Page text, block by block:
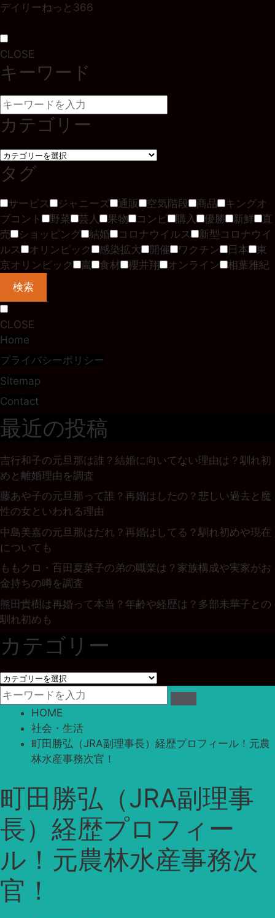
デイリーねっと366
CLOSE
キーワード
カテゴリー
タグ
サービス ジャニーズ 通販 空気階段 商品
キングオ
ブコント
野菜 芸人 果物 コンビ 購入 優勝 新鮮
直
売
ショッピング 結婚 コロナウイルス
新型コロナウイ
ルス
オリンピック 感染拡大 開催 ワクチン 日本
東
京オリンピック
嵐 食材 櫻井翔 オンライン
相葉雅紀
検索
CLOSE
Home
プライバシーポリシー
Sitemap
Contact
最近の投稿
吉行和子の元旦那は誰？結婚に向いてない理由は？馴れ初
めと離婚理由を調査
藤あや子の元旦那って誰？再婚はしたの？悲しい過去と魔
性の女といわれる理由
中島美嘉の元旦那はだれ？再婚はしてる？馴れ初めや現在
についても
ももクロ・百田夏菜子の弟の職業は？家族構成や実家がお
金持ちの噂を調査
熊田貴樹は再婚って本当？年齢や経歴は？多部未華子との
馴れ初めも
カテゴリー
カ
テ
ゴ
HOME
社会・生活
町田勝弘（JRA副理事長）経歴プロフィール！元農
林水産事務次官！
町田勝弘（JRA副理事
長）経歴プロフィー
ル！元農林水産事務次
官！